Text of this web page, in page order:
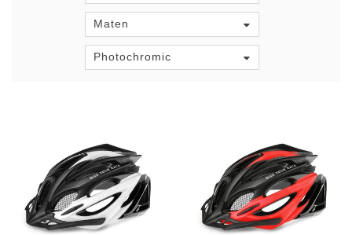
Maten
Photochromic